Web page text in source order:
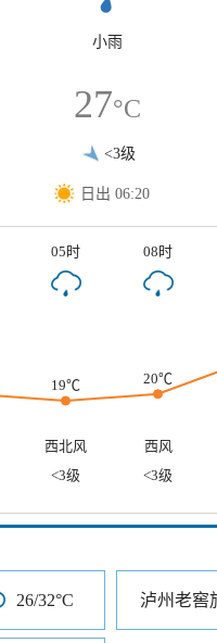
小雨
27°C
<3级
日出 06:20
05时 08时
19℃ 20℃
西北风 西风
<3级 <3级
26/32°C 泸州老窖